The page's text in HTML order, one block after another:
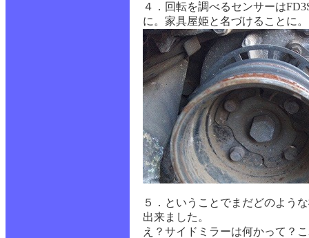
４．回転を調べるセンサーは
に。家具屋姫と名づけることに。
５．ということでまだどのよう
出来ました。
え？サイドミラーは何かって？